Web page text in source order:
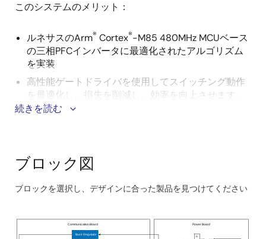
このシステムのメリット：
ルネサスのArm® Cortex®-M85 480MHz MCUベース
の三相PFCインバータに最適化されたアルゴリズム
を実装
高性能ゲートドライバを使用してスイッチング動作
を最適化し、損失を削減し、効率を向上させます。
続きを読む
ブロック図
ブロックを選択し、デザインに合った製品を見つけてください
interactive
Power Board
Communication Board
D
Buck Regulator